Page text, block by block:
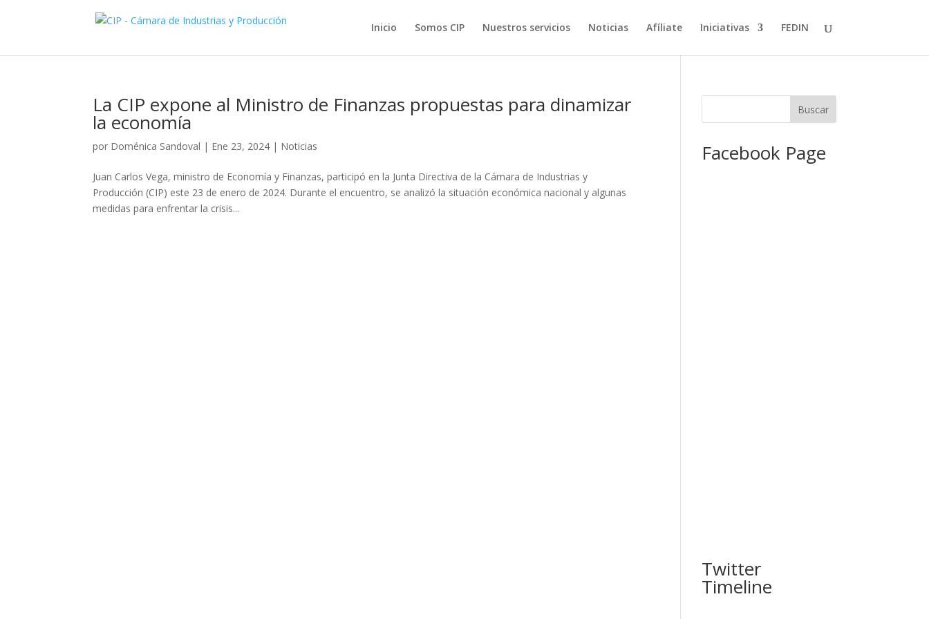
Inicio Somos CIP Nuestros servicios Noticias Afíliate Iniciativas FEDIN
La CIP expone al Ministro de Finanzas propuestas para dinamizar
la economía
por Doménica Sandoval | Ene 23, 2024 | Noticias
Juan Carlos Vega, ministro de Economía y Finanzas, participó en la Junta Directiva de la Cámara de Industrias y
Producción (CIP) este 23 de enero de 2024. Durante el encuentro, se analizó la situación económica nacional y algunas
medidas para enfrentar la crisis...
Facebook Page
Twitter
Timeline